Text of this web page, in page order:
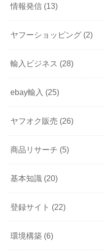
情報発信 (13)
ヤフーショッピング (2)
輸入ビジネス (28)
ebay輸入 (25)
ヤフオク販売 (26)
商品リサーチ (5)
基本知識 (20)
登録サイト (22)
環境構築 (6)